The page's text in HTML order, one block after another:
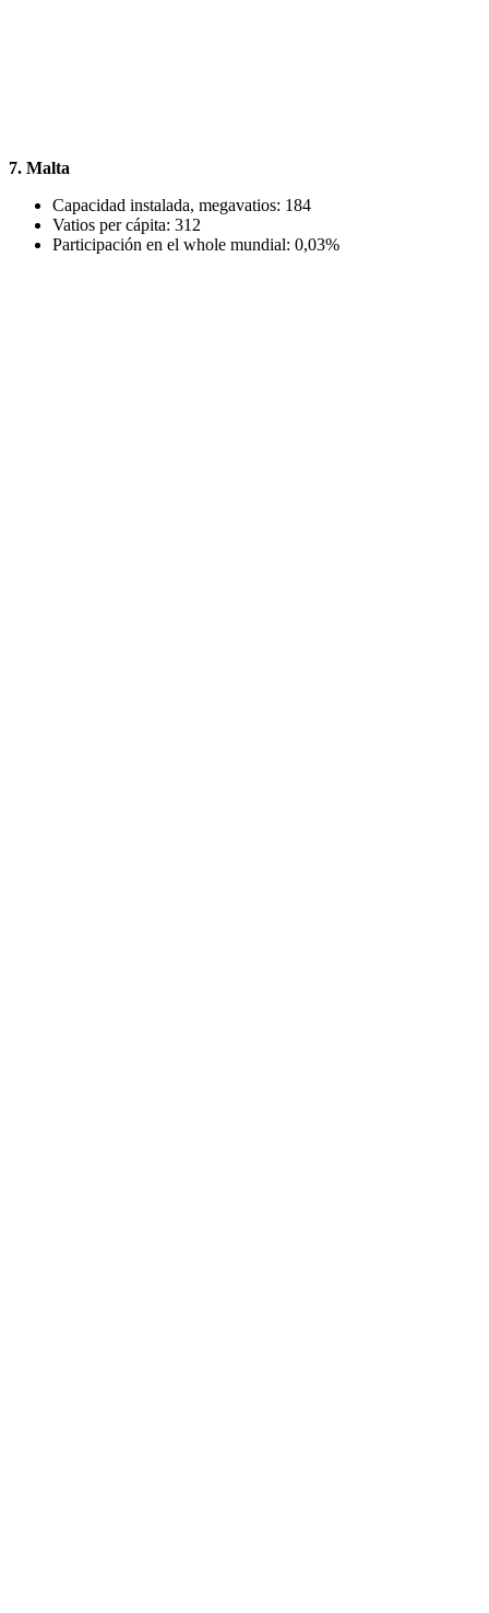
7. Malta
Capacidad instalada, megavatios: 184
Vatios per cápita: 312
Participación en el whole mundial: 0,03%